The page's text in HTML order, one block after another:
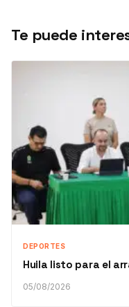
Te puede
DEPORTES
Huila listo para el
05/08/2026